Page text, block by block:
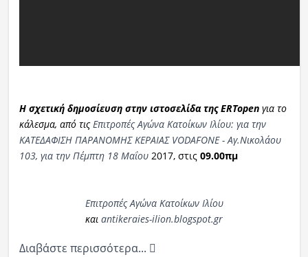
Η σχετική δημοσίευση στην ιστοσελίδα της ERTopenγια το
κάλεσμα, από τιςΕπιτροπές Αγώνα Κατοίκων Ιλίου: για την
ΚΑΤΕΔΑΦΙΣΗ ΠΑΡΑΝΟΜΗΣ ΚΕΡΑΙΑΣ VODAFONE - Αγ.Νικολάου
103, για την Πέμπτη 18 Μαΐου 2017, στις 09.00πμ
Επιτροπές Αγώνα Κατοίκων Ιλίου
και antikeraies-ilion.blogspot.gr
Διαβάστε περισσότερα...